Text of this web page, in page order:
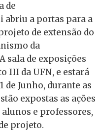
de
abriu a portas para a
de extensão do
da
sala de exposições
III da UFN, e estará
de Junho, durante as
expostas as ações
e professores,
projeto.